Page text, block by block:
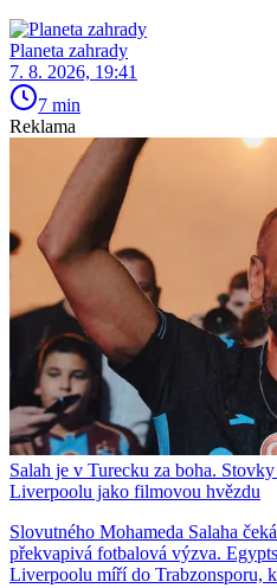
Planeta zahrady
7. 8. 2026, 19:41
7 min
Reklama
Salah je v Turecku za boha.
Liverpoolu jako filmovou hvězdu
Slovutného Mohameda Salaha
překvapivá fotbalová výzva.
Liverpoolu míří do Trabzonsporu,